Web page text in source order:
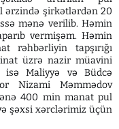
il ərzində şirkətlərdən 20
mənə verilib. Həmin
vermişəm. Həmin
rəhbərliyin tapşırığı
üzrə nazir müavini
isə Maliyyə və Büdcə
Nizami Məmmədov
400 min manat pul
şəxsi xərclərimiz üçün